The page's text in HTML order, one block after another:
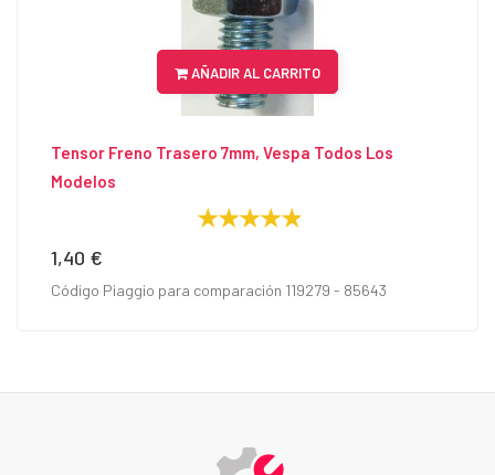
AÑADIR AL CARRITO
Tensor Freno Trasero 7mm, Vespa Todos Los
Modelos
Precio
1,40 €
Código Piaggio para comparación 119279 - 85643